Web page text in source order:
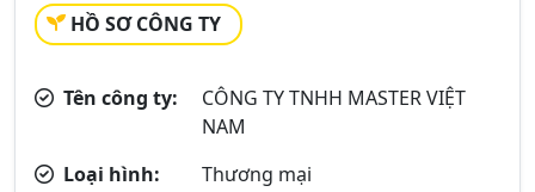
HỒ SƠ CÔNG TY
Tên công ty:
CÔNG TY TNHH MASTER VIỆT
NAM
Loại hình:
Thương mại